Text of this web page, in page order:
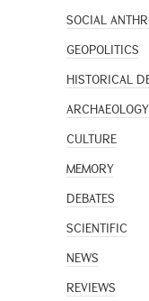
SOCIAL
GEOPOLITICS
HISTORICAL
ARCHAEOLOGY
CULTURE
MEMORY
DEBATES
SCIENTIFIC
NEWS
REVIEWS